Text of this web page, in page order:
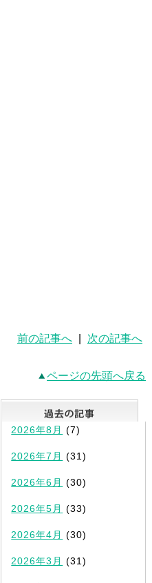
前の記事へ 次の記事へ
ページの先頭へ戻る
最新記事一覧
2026年8月 (7)
2026年7月 (31)
2026年6月 (30)
2026年5月 (33)
2026年4月 (30)
2026年3月 (31)